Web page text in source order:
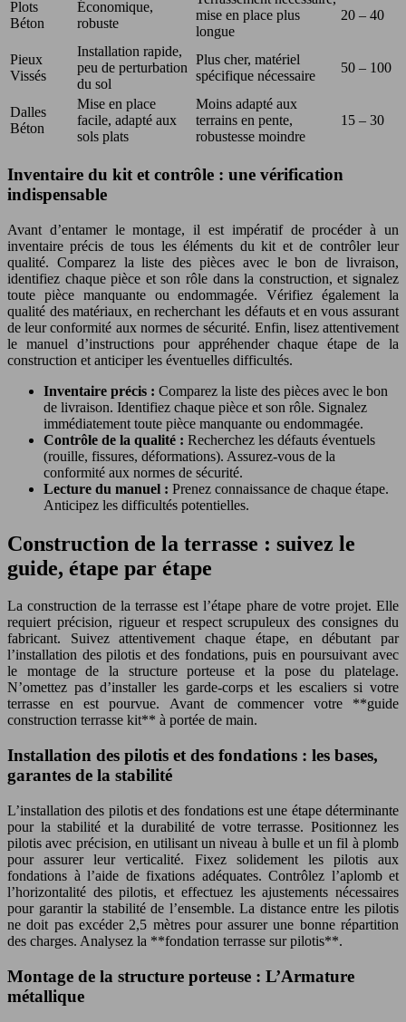
Plots
Béton
Économique,
robuste
mise en place plus
longue
20 – 40
Pieux
Vissés
Installation rapide,
peu de perturbation
du sol
Plus cher, matériel
spécifique nécessaire
50 – 100
Dalles
Béton
Mise en place
facile, adapté aux
sols plats
Moins adapté aux
terrains en pente,
robustesse moindre
15 – 30
Inventaire du kit et contrôle : une vérification
indispensable
Avant d’entamer le montage, il est impératif de procéder à un
inventaire précis de tous les éléments du kit et de contrôler leur
qualité. Comparez la liste des pièces avec le bon de livraison,
identifiez chaque pièce et son rôle dans la construction, et signalez
toute pièce manquante ou endommagée. Vérifiez également la
qualité des matériaux, en recherchant les défauts et en vous assurant
de leur conformité aux normes de sécurité. Enfin, lisez attentivement
le manuel d’instructions pour appréhender chaque étape de la
construction et anticiper les éventuelles difficultés.
Inventaire précis : Comparez la liste des pièces avec le bon
de livraison. Identifiez chaque pièce et son rôle. Signalez
immédiatement toute pièce manquante ou endommagée.
Contrôle de la qualité : Recherchez les défauts éventuels
(rouille, fissures, déformations). Assurez-vous de la
conformité aux normes de sécurité.
Lecture du manuel : Prenez connaissance de chaque étape.
Anticipez les difficultés potentielles.
Construction de la terrasse : suivez le
guide, étape par étape
La construction de la terrasse est l’étape phare de votre projet. Elle
requiert précision, rigueur et respect scrupuleux des consignes du
fabricant. Suivez attentivement chaque étape, en débutant par
l’installation des pilotis et des fondations, puis en poursuivant avec
le montage de la structure porteuse et la pose du platelage.
N’omettez pas d’installer les garde-corps et les escaliers si votre
terrasse en est pourvue. Avant de commencer votre **guide
construction terrasse kit** à portée de main.
Installation des pilotis et des fondations : les bases,
garantes de la stabilité
L’installation des pilotis et des fondations est une étape déterminante
pour la stabilité et la durabilité de votre terrasse. Positionnez les
pilotis avec précision, en utilisant un niveau à bulle et un fil à plomb
pour assurer leur verticalité. Fixez solidement les pilotis aux
fondations à l’aide de fixations adéquates. Contrôlez l’aplomb et
l’horizontalité des pilotis, et effectuez les ajustements nécessaires
pour garantir la stabilité de l’ensemble. La distance entre les pilotis
ne doit pas excéder 2,5 mètres pour assurer une bonne répartition
des charges. Analysez la **fondation terrasse sur pilotis**.
Montage de la structure porteuse : L’Armature
métallique